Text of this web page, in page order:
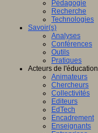
Pédagogie
Recherche
Technologies
Savoir(s)
Analyses
Conférences
Outils
Pratiques
Acteurs de l'éducation
Animateurs
Chercheurs
Collectivités
Editeurs
EdTech
Encadrement
Enseignants